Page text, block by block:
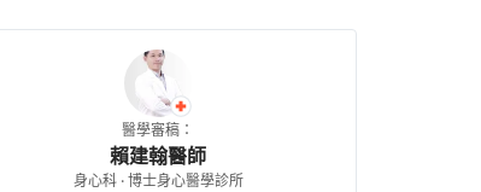
醫學審稿：
賴建翰醫師
身心科 · 博士身心醫學診所